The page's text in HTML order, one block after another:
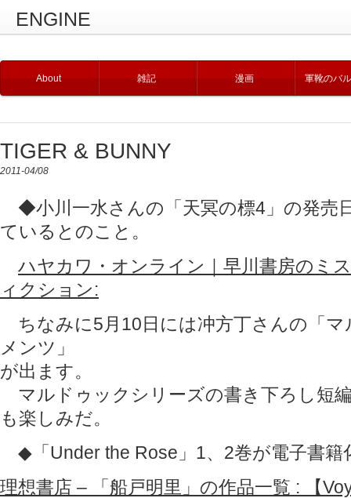
ENGINE
About 雑記 漫画 軍靴のバ
TIGER & BUNNY
2011-04/08
◆小川一水さんの「天冥の標4」の発売
ているとのこと。
ハヤカワ・オンライン｜早川書房のミ
ィクション:
ちなみに5月10日には冲方丁さんの「マ
メンツ」
が出ます。
マルドゥックシリーズの書き下ろし短
も楽しみだ。
◆「Under the Rose」1、2巻が電子書籍
理想書店 – 「船戸明里」の作品一覧 : 【